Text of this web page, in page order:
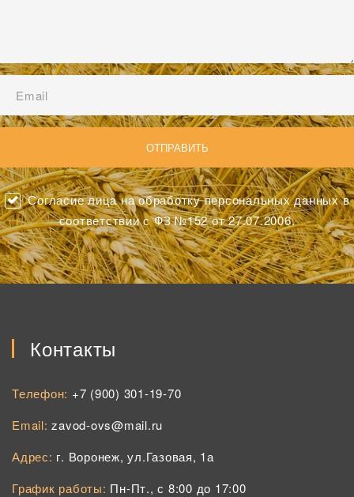
Согласие лица на обработку персональных данных в
соответствии с ФЗ №152 от 27.07.2006.
Контакты
Телефон: +7 (900) 301-19-70
Email:zavod-ovs@mail.ru
Адрес: г. Воронеж, ул.Газовая, 1а
График работы: Пн-Пт., с 8:00 до 17:00